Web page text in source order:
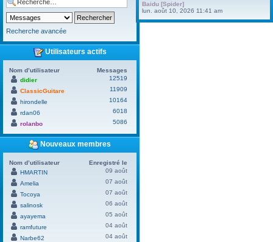
Recherche avancée
Utilisateurs actifs
Nom d’utilisateur
Messages
didier
12519
ClassicGuitare
11909
hirondelle
10164
rdan06
6018
rolanbo
5086
Nouveaux membres
Nom d’utilisateur
Enregistré le
HMARTIN
09 août
Amelia
07 août
Tocoya
07 août
salinosk
06 août
ayayema
05 août
ramfuture
04 août
Narbe62
04 août
Baidu [Spider]
lun. août 10, 2026 11:41 am